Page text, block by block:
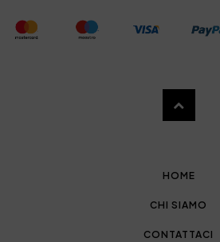
HOME
CHI SIAMO
CONTATTACI